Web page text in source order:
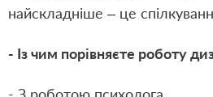
найскладніше – це
- Із чим порівняєте роботу